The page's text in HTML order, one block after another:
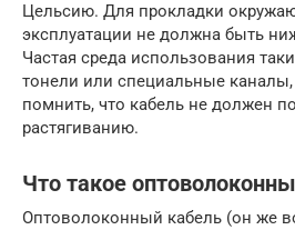
Цельсию. Для прокладки
эксплуатации не должна быть
Частая среда использования
тонели или специальные
помнить, что кабель не должен
растягиванию.
Что такое
Оптоволоконный кабель (он же